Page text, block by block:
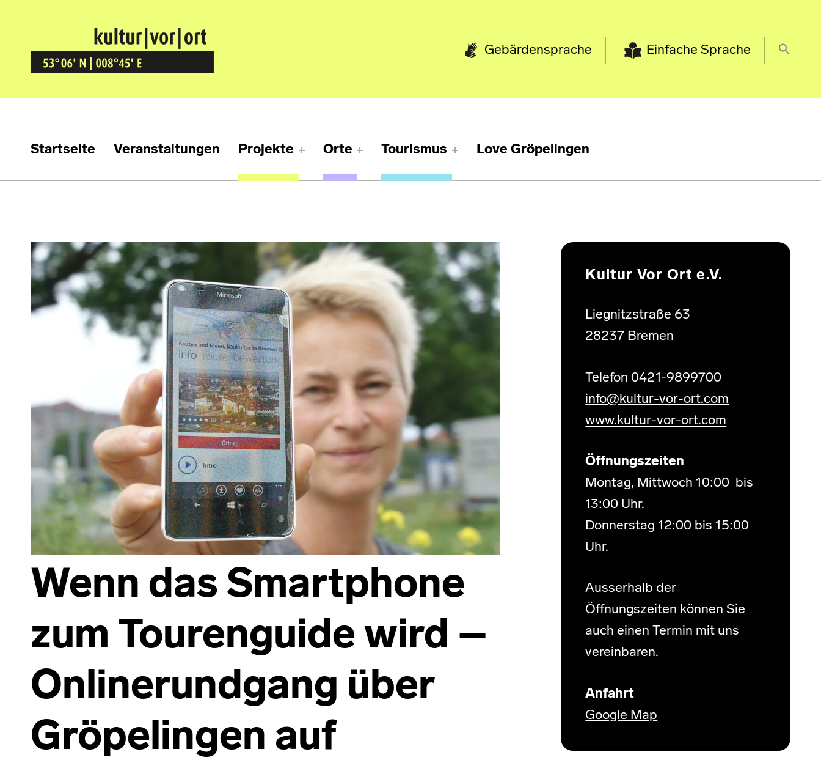
Kultur Vor Ort
BREMEN GRÖPELINGEN Gebärdensprache Einfache Sprache
Startseite Veranstaltungen Projekte Orte Tourismus Love Gröpelingen
Wenn das Smartphone
zum Tourenguide wird –
Onlinerundgang über
Gröpelingen auf
Kultur Vor Ort e.V.
Liegnitzstraße 63
28237 Bremen
Telefon 0421-9899700
info@kultur-vor-ort.com
www.kultur-vor-ort.com
Öffnungszeiten
Montag, Mittwoch 10:00 bis
13:00 Uhr.
Donnerstag 12:00 bis 15:00
Uhr.
Ausserhalb der
Öffnungszeiten können Sie
auch einen Termin mit uns
vereinbaren.
Anfahrt
Google Map